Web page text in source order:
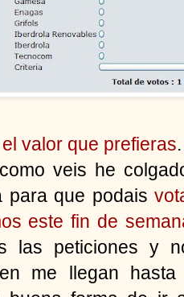
valor que prefieras.
veis he
para que podais
este fin de
las peticiones y
me llegan